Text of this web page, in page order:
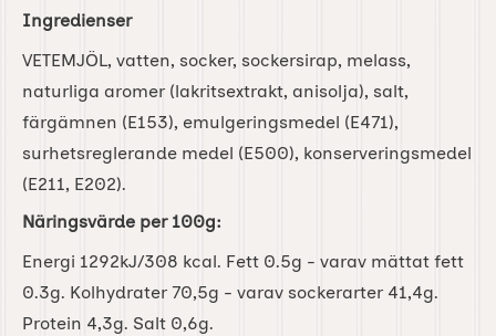
Ingredienser
VETEMJÖL, vatten, socker, sockersirap, melass,
naturliga aromer (lakritsextrakt, anisolja), salt,
färgämnen (E153), emulgeringsmedel (E471),
surhetsreglerande medel (E500), konserveringsmedel
(E211, E202).
Näringsvärde per 100g:
Energi 1292kJ/308 kcal. Fett 0.5g - varav mättat fett
0.3g. Kolhydrater 70,5g - varav sockerarter 41,4g.
Protein 4,3g. Salt 0,6g.